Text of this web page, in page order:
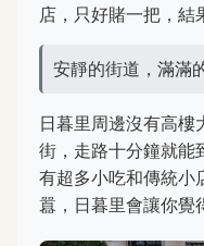
店，只好賭一把，結
安靜的街道，滿滿
日暮里周邊沒有高
街，走路十分鐘就能
有超多小吃和傳統小
囂，日暮里會讓你覺